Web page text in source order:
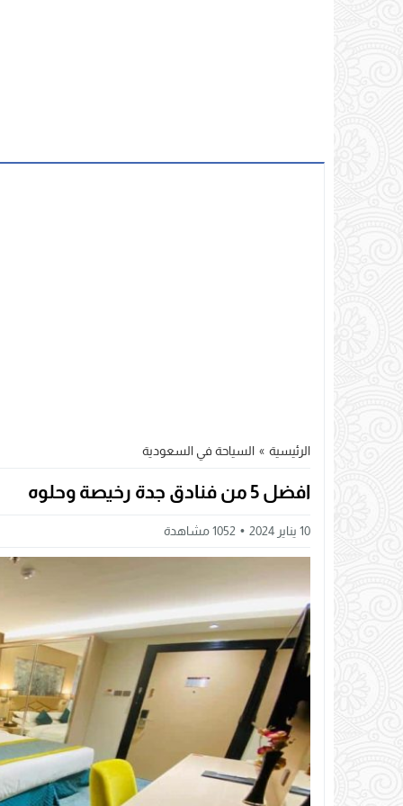
الرئيسية » السياحة في السعودية
افضل 5 من فنادق جدة رخيصة وحلوه
10 يناير 2024 1052مشاهدة